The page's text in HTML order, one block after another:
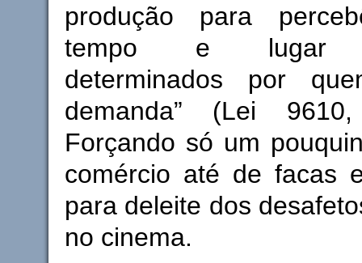
produção para
tempo e lugar
determinados por
demanda” (Lei
Forçando só um
comércio até de facas
para deleite dos
no cinema.